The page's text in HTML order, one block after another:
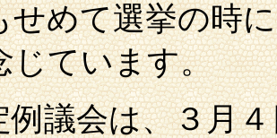
せめて選挙の時
じています。
議会は、３月４